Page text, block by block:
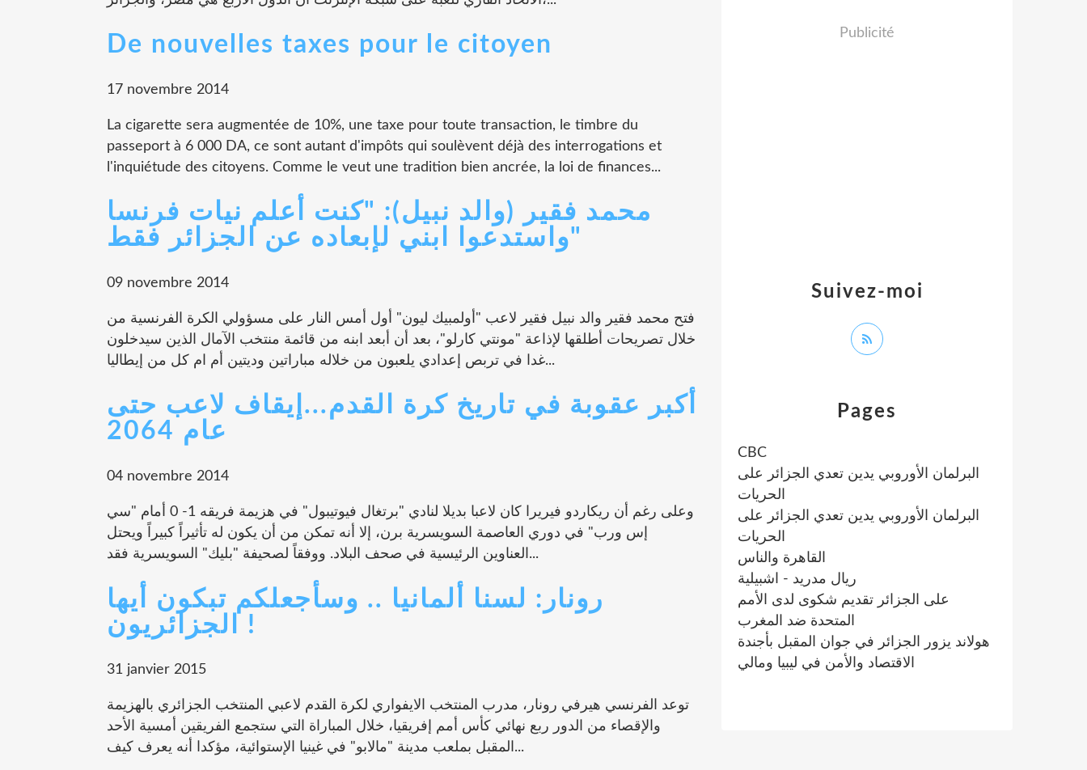
De nouvelles taxes pour le citoyen
17 novembre 2014
La cigarette sera augmentée de 10%, une taxe pour toute transaction, le timbre du
passeport à 6 000 DA, ce sont autant d'impôts qui soulèvent déjà des interrogations et
l'inquiétude des citoyens. Comme le veut une tradition bien ancrée, la loi de finances...
محمد فقير (والد نبيل): "كنت أعلم نيات فرنسا
واستدعوا ابني لإبعاده عن الجزائر فقط"
09 novembre 2014
فتح محمد فقير والد نبيل فقير لاعب "أولمبيك ليون" أول أمس النار على مسؤولي الكرة الفرنسية من
خلال تصريحات أطلقها لإذاعة "مونتي كارلو"، بعد أن أبعد ابنه من قائمة منتخب الآمال الذين سيدخلون
غدا في تربص إعدادي يلعبون من خلاله مباراتين وديتين أم ام كل من إيطاليا...
أكبر عقوبة في تاريخ كرة القدم...إيقاف لاعب حتى
عام 2064
04 novembre 2014
وعلى رغم أن ريكاردو فيريرا كان لاعبا بديلا لنادي "برتغال فيوتيبول" في هزيمة فريقه 1- 0 أمام "سي
إس ورب" في دوري العاصمة السويسرية برن، إلا أنه تمكن من أن يكون له تأثيراً كبيراً ويحتل
العناوين الرئيسية في صحف البلاد. ووفقاً لصحيفة "بليك" السويسرية فقد...
رونار: لسنا ألمانيا .. وسأجعلكم تبكون أيها
الجزائريون !
31 janvier 2015
توعد الفرنسي هيرفي رونار، مدرب المنتخب الايفواري لكرة القدم لاعبي المنتخب الجزائري بالهزيمة
والإقصاء من الدور ربع نهائي كأس أمم إفريقيا، خلال المباراة التي ستجمع الفريقين أمسية الأحد
المقبل بملعب مدينة "مالابو" في غينيا الإستوائية، مؤكدا أنه يعرف كيف...
Pages
CBC
البرلمان الأوروبي يدين تعدي الجزائر على
الحريات
البرلمان الأوروبي يدين تعدي الجزائر على
الحريات
القاهرة والناس
ريال مدريد - اشبيلية
على الجزائر تقديم شكوى لدى الأمم
المتحدة ضد المغرب
هولاند يزور الجزائر في جوان المقبل بأجندة
الاقتصاد والأمن في ليبيا ومالي
Suivez-moi
Publicité